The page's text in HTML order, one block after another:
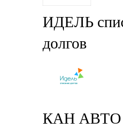
ИДЕЛЬ
долгов
КАН АВТО